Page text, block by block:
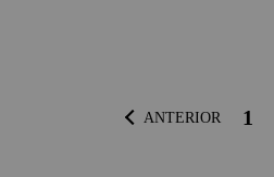
ANTERIOR 1